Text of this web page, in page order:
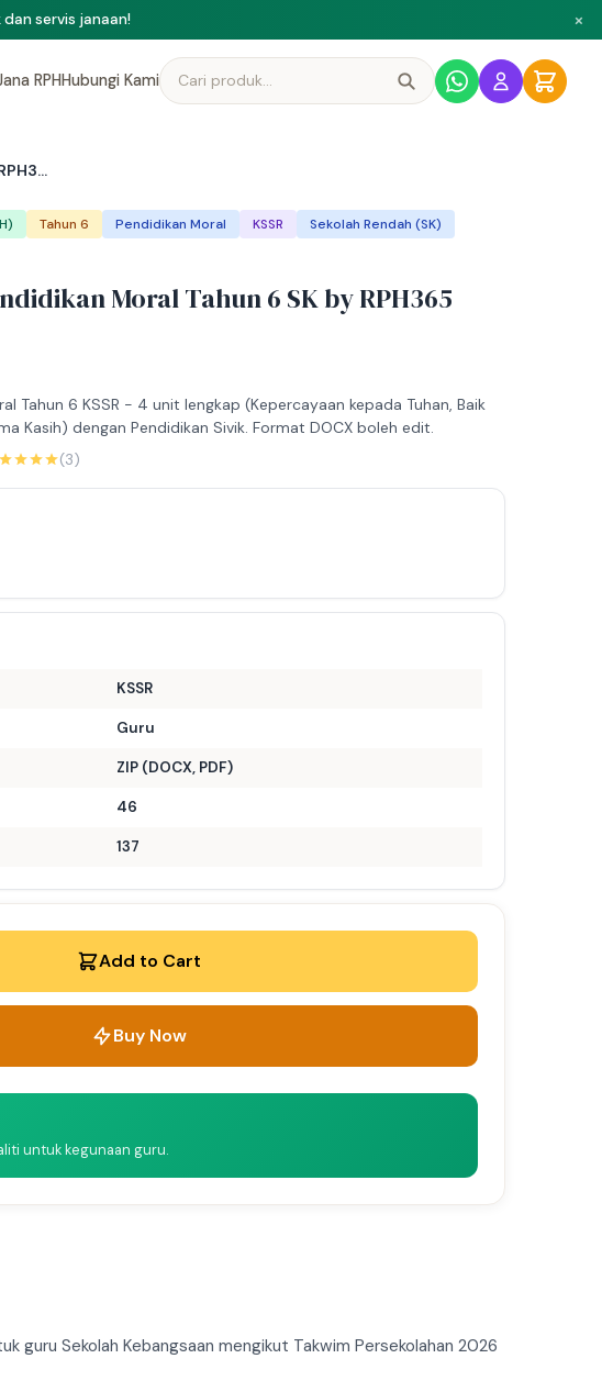
Klik di sini ×
RPHHubungi Kami
Tahun 6 Pendidikan Moral KSSR
Sekolah Rendah (SK)
Moral Tahun 6 SK by RPH365
Tahun 6 KSSR - 4 unit lengkap (Kepercayaan kepada Tuhan, Baik
Kasih) dengan Pendidikan Sivik. Format DOCX boleh edit.
(3)
KSSR
Guru
ZIP (DOCX, PDF)
46
137
Add to Cart
Buy Now
untuk kegunaan guru.
guru Sekolah Kebangsaan mengikut Takwim Persekolahan 2026